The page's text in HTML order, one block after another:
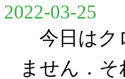
2022-03-25
今日はク
ません．